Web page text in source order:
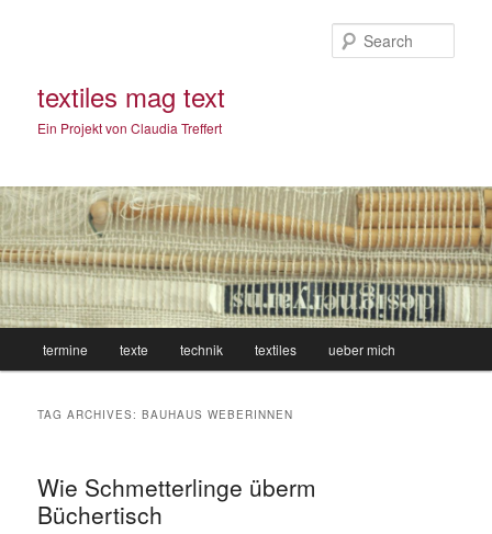
textiles mag text
Ein Projekt von Claudia Treffert
Skip
content
Skip
content
termine texte technik textiles ueber mich
TAG ARCHIVES:BAUHAUS WEBERINNEN
Wie Schmetterlinge überm
Büchertisch